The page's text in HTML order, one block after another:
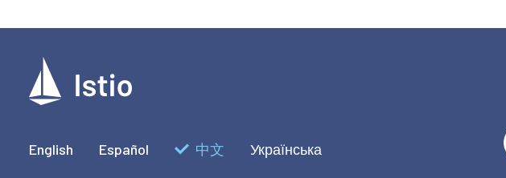
English Español 中文 Українська